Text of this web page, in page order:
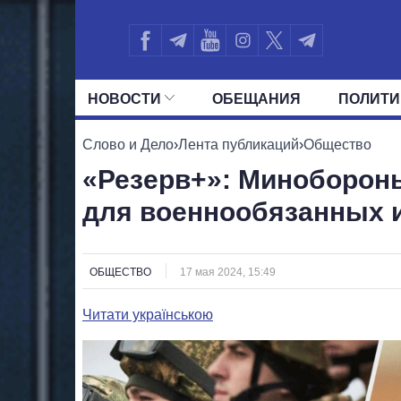
НОВОСТИ ОБЕЩАНИЯ
ВСЕ ПОЛИТИКИ ПРЕЗИДЕНТ И
Слово и Дело›Лента публикаций›Общество
«Резерв+»:
для военнообязанных
ОБЩЕСТВО 17 мая 2024, 15:49
Читати українською